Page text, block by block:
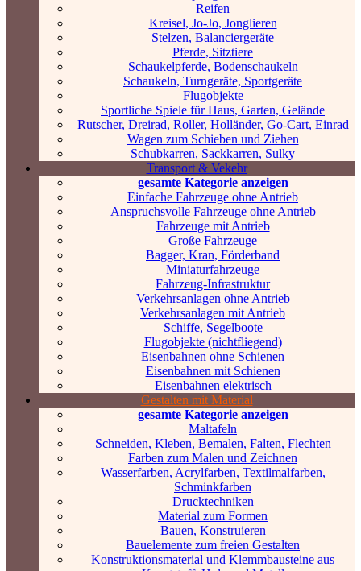
Reifen
Kreisel, Jo-Jo, Jonglieren
Stelzen, Balanciergeräte
Pferde, Sitztiere
Schaukelpferde, Bodenschaukeln
Schaukeln, Turngeräte, Sportgeräte
Flugobjekte
Sportliche Spiele für Haus, Garten, Gelände
Rutscher, Dreirad, Roller, Holländer, Go-Cart, Einrad
Wagen zum Schieben und Ziehen
Schubkarren, Sackkarren, Sulky
Transport & Vekehr
gesamte Kategorie anzeigen
Einfache Fahrzeuge ohne Antrieb
Anspruchsvolle Fahrzeuge ohne Antrieb
Fahrzeuge mit Antrieb
Große Fahrzeuge
Bagger, Kran, Förderband
Miniaturfahrzeuge
Fahrzeug-Infrastruktur
Verkehrsanlagen ohne Antrieb
Verkehrsanlagen mit Antrieb
Schiffe, Segelboote
Flugobjekte (nichtfliegend)
Eisenbahnen ohne Schienen
Eisenbahnen mit Schienen
Eisenbahnen elektrisch
Gestalten mit Material
gesamte Kategorie anzeigen
Maltafeln
Schneiden, Kleben, Bemalen, Falten, Flechten
Farben zum Malen und Zeichnen
Wasserfarben, Acrylfarben, Textilmalfarben,
Schminkfarben
Drucktechniken
Material zum Formen
Bauen, Konstruieren
Bauelemente zum freien Gestalten
Konstruktionsmaterial und Klemmbausteine aus